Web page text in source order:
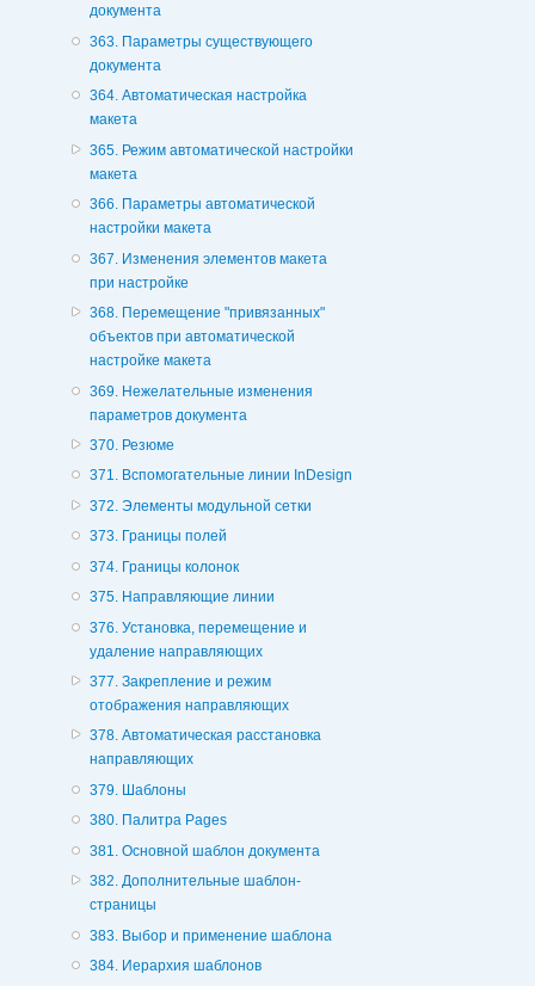
документа
363. Параметры существующего
документа
364. Автоматическая настройка
макета
365. Режим автоматической настройки
макета
366. Параметры автоматической
настройки макета
367. Изменения элементов макета
при настройке
368. Перемещение "привязанных"
объектов при автоматической
настройке макета
369. Нежелательные изменения
параметров документа
370. Резюме
371. Вспомогательные линии InDesign
372. Элементы модульной сетки
373. Границы полей
374. Границы колонок
375. Направляющие линии
376. Установка, перемещение и
удаление направляющих
377. Закрепление и режим
отображения направляющих
378. Автоматическая расстановка
направляющих
379. Шаблоны
380. Палитра Pages
381. Основной шаблон документа
382. Дополнительные шаблон-
страницы
383. Выбор и применение шаблона
384. Иерархия шаблонов